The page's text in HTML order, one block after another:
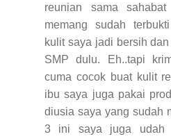
reunian sama
memang sudah
kulit saya jadi bersih
SMP dulu. Eh..tapi
cuma cocok buat kulit
ibu saya juga pakai
diusia saya yang sudah
3 ini saya juga udah